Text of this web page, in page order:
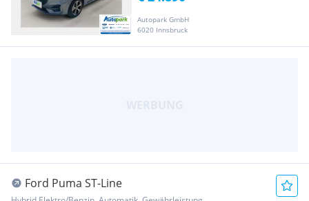
Autopark GmbH
6020 Innsbruck
Ford Puma ST-Line